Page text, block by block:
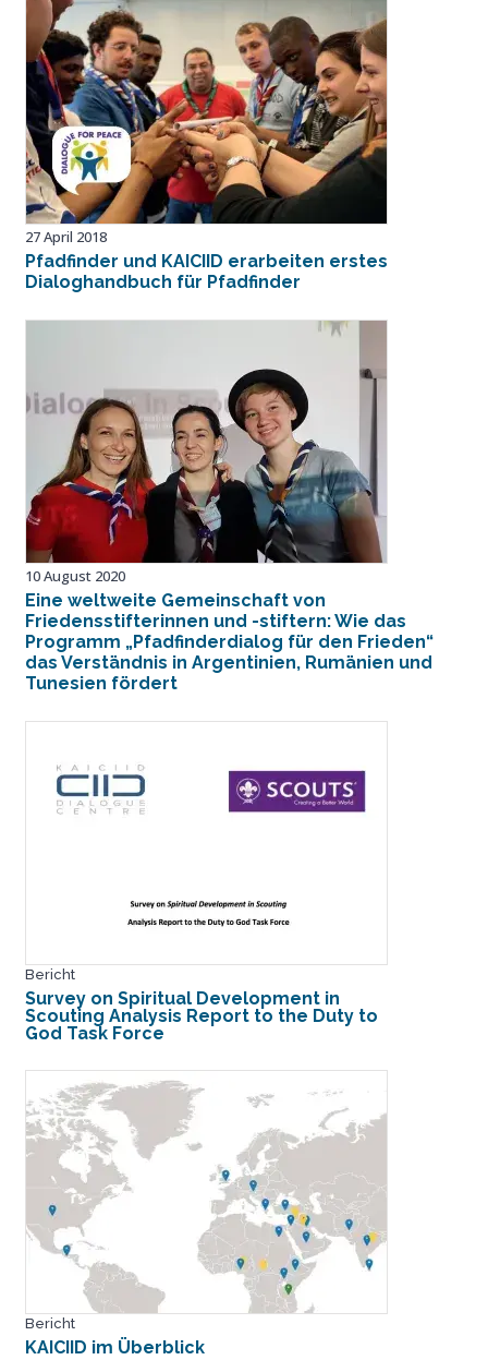
27 April 2018
Pfadfinder und KAICIID erarbeiten erstes
Dialoghandbuch für Pfadfinder
10 August 2020
Eine weltweite Gemeinschaft von
Friedensstifterinnen und -stiftern: Wie das
Programm „Pfadfinderdialog für den Frieden“
das Verständnis in Argentinien, Rumänien und
Tunesien fördert
Bericht
Survey on Spiritual Development in
Scouting Analysis Report to the Duty to
God Task Force
Bericht
KAICIID im Überblick